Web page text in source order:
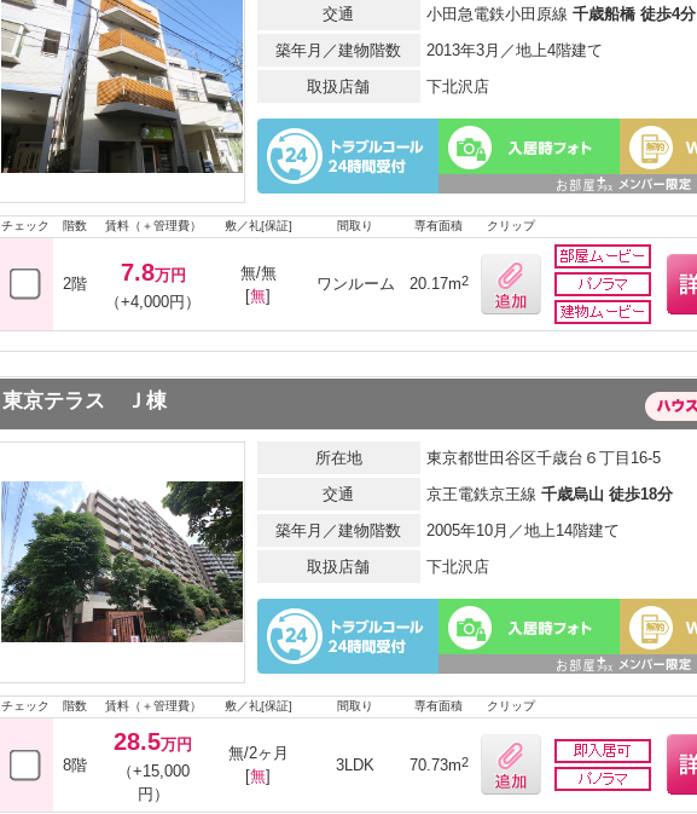
交通
小田急電鉄小田原線 千歳船橋 徒歩4分
築年月／建物階数
2013年3月／地上4階建て
取扱店舗
下北沢店
チェック 階数 賃料（＋管理費） 敷／礼[保証] 間取り 専有面積 クリップ
2階 7.8万円
（+4,000円）
無/無
[無]
ワンルーム 20.17m2
東京テラス Ｊ棟
所在地
東京都世田谷区千歳台６丁目16-5
交通
京王電鉄京王線 千歳烏山 徒歩18分
築年月／建物階数
2005年10月／地上14階建て
取扱店舗
下北沢店
チェック 階数 賃料（＋管理費） 敷／礼[保証] 間取り 専有面積 クリップ
8階
28.5万円
（+15,000
円）
無/2ヶ月
[無]
3LDK 70.73m2